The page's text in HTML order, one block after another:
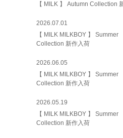
【 MILK 】 Autumn Collection
2026.07.01
【 MILK MILKBOY 】 Summer
Collection 新作入荷
2026.06.05
【 MILK MILKBOY 】 Summer
Collection 新作入荷
2026.05.19
【 MILK MILKBOY 】 Summer
Collection 新作入荷